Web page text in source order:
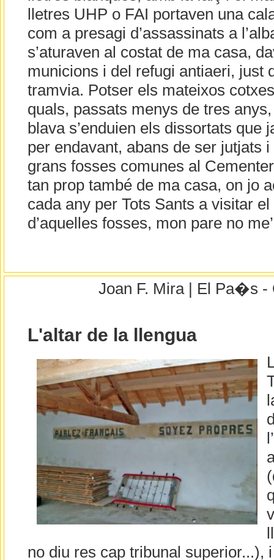
lletres UHP o FAI portaven una
com a presagi d’assassinats a
s’aturaven al costat de ma casa,
municions i del refugi antiaeri, just
tramvia. Potser els mateixos
quals, passats menys de tres
blava s’enduien els dissortats que
per endavant, abans de ser jutjats
grans fosses comunes al
tan prop també de ma casa, on jo
cada any per Tots Sants a visitar
d’aquelles fosses, mon pare no
Joan F. Mira | El Pa�s -
L'altar de la llengua
no diu res cap tribunal superior...),